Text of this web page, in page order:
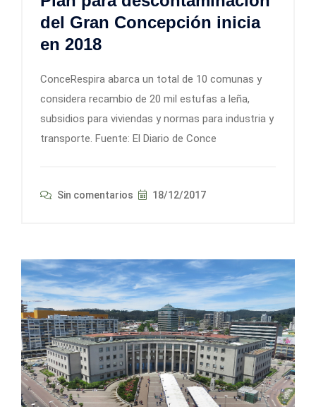
del Gran Concepción inicia
en 2018
ConceRespira abarca un total de 10 comunas y
considera recambio de 20 mil estufas a leña,
subsidios para viviendas y normas para industria y
transporte. Fuente: El Diario de Conce
Sin comentarios 18/12/2017